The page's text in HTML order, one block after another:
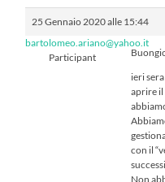
25 Gennaio 2020 alle 15:44
bartolomeo.ariano@yahoo.it
Participant
ieri
aprire il
con il
Non